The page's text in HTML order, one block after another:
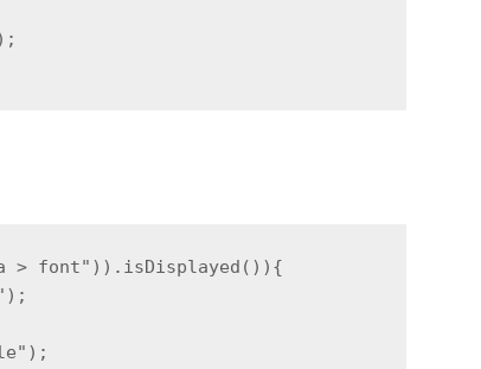
> font")).isDisplayed()){